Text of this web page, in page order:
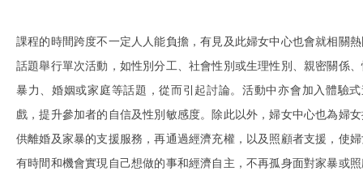
課程的時間跨度不一定人人能負擔，有見及此婦女中心也會就相關
話題舉行單次活動，如性別分工、社會性別或生理性別、親密關係
暴力、婚姻或家庭等話題，從而引起討論。活動中亦會加入體驗式
戲，提升參加者的自信及性別敏感度。除此以外，婦女中心也為婦
供離婚及家暴的支援服務，再通過經濟充權，以及照顧者支援，使
有時間和機會實現自己想做的事和經濟自主，不再孤身面對家暴或